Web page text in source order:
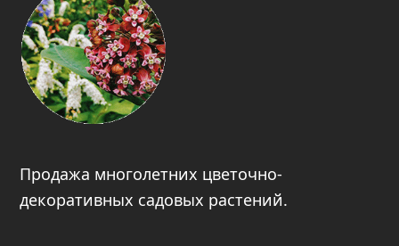
Продажа многолетних цветочно-
декоративных садовых растений.